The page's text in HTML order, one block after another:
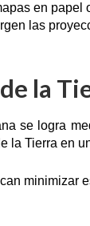
en papel
las
la
se logra
la Tierra en
minimizar